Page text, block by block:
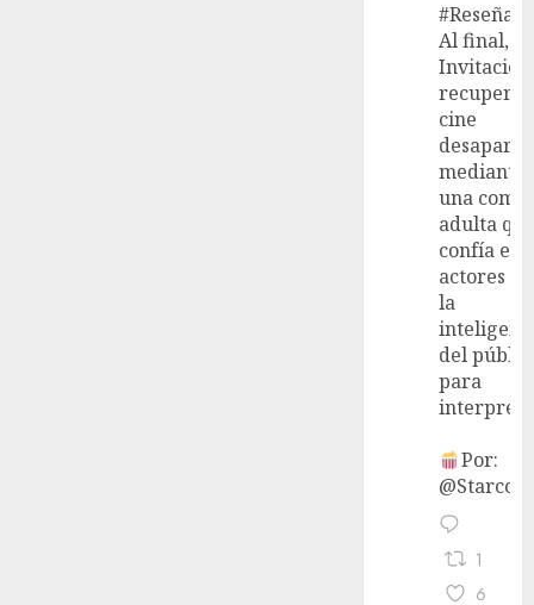
#Reseña
Al final,
recupera
cine
mediante
una
adulta
confía en
actores y
la
del
para
Por:
1
6